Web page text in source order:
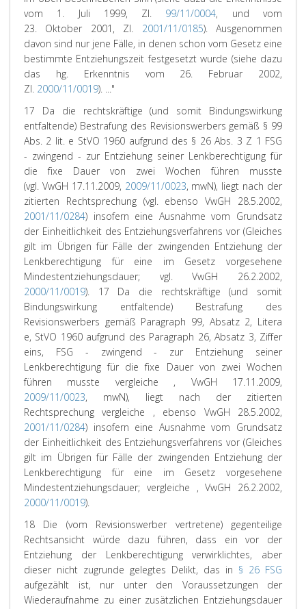
vom 1. Juli 1999, Zl. 99/11/0004, und vom
23. Oktober 2001, Zl. 2001/11/0185). Ausgenommen
davon sind nur jene Fälle, in denen schon vom Gesetz eine
bestimmte Entziehungszeit festgesetzt wurde (siehe dazu
das hg. Erkenntnis vom 26. Februar 2002,
Zl. 2000/11/0019). ..."
17 Da die rechtskräftige (und somit Bindungswirkung
entfaltende) Bestrafung des Revisionswerbers gemäß § 99
Abs. 2 lit. e StVO 1960 aufgrund des § 26 Abs. 3 Z 1 FSG
- zwingend - zur Entziehung seiner Lenkberechtigung für
die fixe Dauer von zwei Wochen führen musste
(vgl. VwGH 17.11.2009, 2009/11/0023, mwN), liegt nach der
zitierten Rechtsprechung (vgl. ebenso VwGH 28.5.2002,
2001/11/0284) insofern eine Ausnahme vom Grundsatz
der Einheitlichkeit des Entziehungsverfahrens vor (Gleiches
gilt im Übrigen für Fälle der zwingenden Entziehung der
Lenkberechtigung für eine im Gesetz vorgesehene
Mindestentziehungsdauer; vgl. VwGH 26.2.2002,
2000/11/0019). 17 Da die rechtskräftige (und somit
Bindungswirkung entfaltende) Bestrafung des
Revisionswerbers gemäß Paragraph 99, Absatz 2, Litera
e, StVO 1960 aufgrund des Paragraph 26, Absatz 3, Ziffer
eins, FSG - zwingend - zur Entziehung seiner
Lenkberechtigung für die fixe Dauer von zwei Wochen
führen musste vergleiche , VwGH 17.11.2009,
2009/11/0023, mwN), liegt nach der zitierten
Rechtsprechung vergleiche , ebenso VwGH 28.5.2002,
2001/11/0284) insofern eine Ausnahme vom Grundsatz
der Einheitlichkeit des Entziehungsverfahrens vor (Gleiches
gilt im Übrigen für Fälle der zwingenden Entziehung der
Lenkberechtigung für eine im Gesetz vorgesehene
Mindestentziehungsdauer; vergleiche , VwGH 26.2.2002,
2000/11/0019).
18 Die (vom Revisionswerber vertretene) gegenteilige
Rechtsansicht würde dazu führen, dass ein vor der
Entziehung der Lenkberechtigung verwirklichtes, aber
dieser nicht zugrunde gelegtes Delikt, das in § 26 FSG
aufgezählt ist, nur unter den Voraussetzungen der
Wiederaufnahme zu einer zusätzlichen Entziehungsdauer